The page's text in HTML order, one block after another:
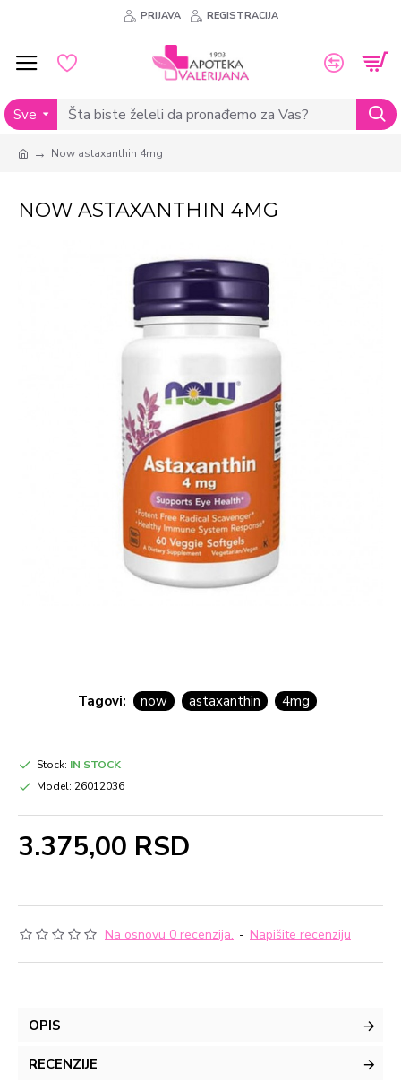
PRIJAVA REGISTRACIJA
Sve
Now astaxanthin 4mg
NOW ASTAXANTHIN 4MG
Tagovi: now astaxanthin 4mg
Na osnovu 0 recenzija. - Napišite recenziju
3.375,00 RSD
Stock: IN STOCK
Model: 26012036
OPIS
RECENZIJE